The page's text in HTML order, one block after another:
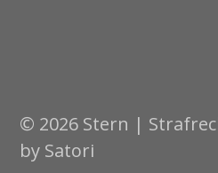
© 2026 Stern |
by Satori